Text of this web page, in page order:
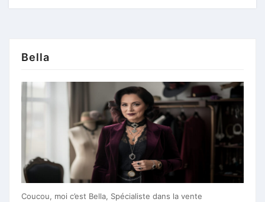
Bella
Coucou, moi c’est Bella, Spécialiste dans la vente